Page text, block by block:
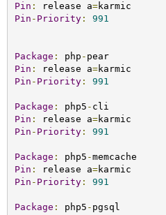
Pin : release a=
Pin - Priority: 991
Package : php -
pear
Pin : release a=
Pin - Priority: 991
Package : php5 -
Pin : release a=
Pin - Priority: 991
Package : php5 -
Pin : release a=
Pin - Priority: 991
Package : php5 -